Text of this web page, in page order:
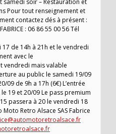
soir – Restauration et
Pour tout renseignement et
contactez dés à présent :
: 06 86 55 00 56 Tél
de 14h à 21h et le vendredi
avec le
vendredi mais valable
au public le samedi 19/09
09 de 9h a 17h (6€) L’entrée
19 et 20/09 Le pass premium
passera à 20 le vendredi 18
Retro Alsace SAS Fabrice